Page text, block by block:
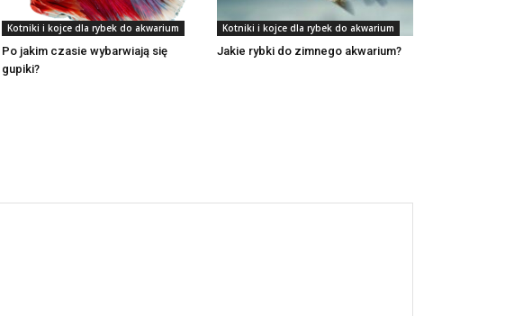
Kotniki i kojce dla rybek do akwarium
Po jakim czasie wybarwiają się
gupiki?
Kotniki i kojce dla rybek do akwarium
Jakie rybki do zimnego akwarium?